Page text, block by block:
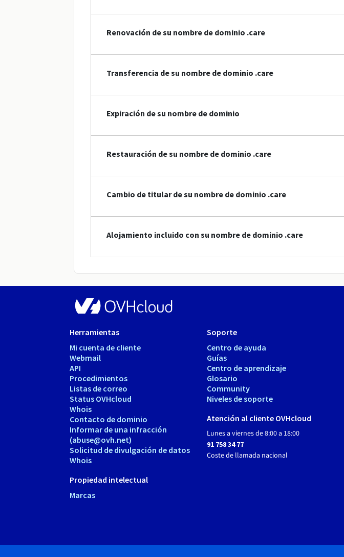
Renovación de su nombre de dominio .care
Transferencia de su nombre de dominio .care
Expiración de su nombre de dominio
Restauración de su nombre de dominio .care
Cambio de titular de su nombre de dominio .care
Alojamiento incluido con su nombre de dominio .care
Herramientas
Mi cuenta de cliente
Webmail
API
Procedimientos
Listas de correo
Status OVHcloud
Whois
Contacto de dominio
Informar de una infracción
(abuse@ovh.net)
Solicitud de divulgación de datos
Whois
Propiedad intelectual
Marcas
Soporte
Centro de ayuda
Guías
Centro de aprendizaje
Glosario
Community
Niveles de soporte
Atención al cliente OVHcloud
Lunes a viernes de 8:00 a 18:00
91 758 34 77
Coste de llamada nacional